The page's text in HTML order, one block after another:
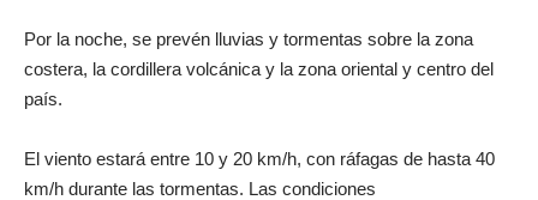
Por la noche, se prevén lluvias y tormentas sobre la zona
costera, la cordillera volcánica y la zona oriental y centro del
país.
El viento estará entre 10 y 20 km/h, con ráfagas de hasta 40
km/h durante las tormentas. Las condiciones